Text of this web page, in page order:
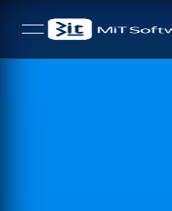
open navigation